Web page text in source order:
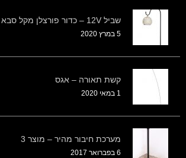
שביל 12V – כדור פורצלן מקל סבא
5 במרץ 2020
קשת תאורה – אגס
1 במאי 2020
מערכת חיבור מהיר – מוצר 3
6 בפברואר 2017